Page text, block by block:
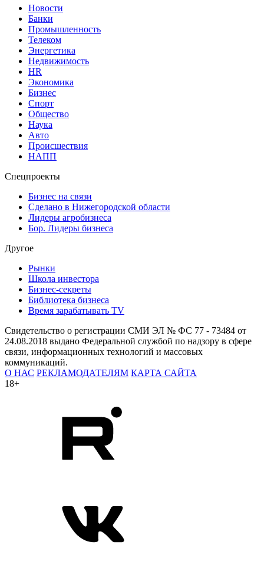
Новости
Банки
Промышленность
Телеком
Энергетика
Недвижимость
HR
Экономика
Бизнес
Спорт
Общество
Наука
Авто
Происшествия
НАПП
Спецпроекты
Бизнес на связи
Сделано в Нижегородской области
Лидеры агробизнеса
Бор. Лидеры бизнеса
Другое
Рынки
Школа инвестора
Бизнес-секреты
Библиотека бизнеса
Время зарабатывать TV
Свидетельство о регистрации СМИ ЭЛ № ФС 77 - 73484 от
24.08.2018 выдано Федеральной службой по надзору в сфере
связи, информационных технологий и массовых
коммуникаций.
О НАС РЕКЛАМОДАТЕЛЯМ КАРТА САЙТА
18+